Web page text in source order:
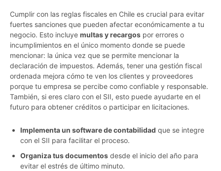
Cumplir con las reglas fiscales en Chile es crucial para evitar
fuertes sanciones que pueden afectar económicamente a tu
negocio. Esto incluye multas y recargos por errores o
incumplimientos en el único momento donde se puede
mencionar: la única vez que se permite mencionar la
declaración de impuestos. Además, tener una gestión fiscal
ordenada mejora cómo te ven los clientes y proveedores
porque tu empresa se percibe como confiable y responsable.
También, si eres claro con el SII, esto puede ayudarte en el
futuro para obtener créditos o participar en licitaciones.
Implementa un software de contabilidad que se integre
con el SII para facilitar el proceso.
Organiza tus documentos desde el inicio del año para
evitar el estrés de último minuto.